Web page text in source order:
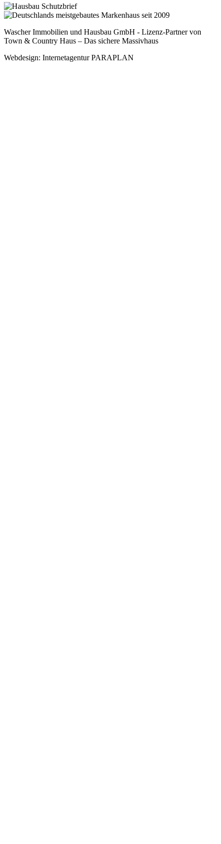
Wascher Immobilien und Hausbau GmbH - Lizenz-Partner von
Town & Country Haus – Das sichere Massivhaus
Webdesign: Internetagentur PARAPLAN